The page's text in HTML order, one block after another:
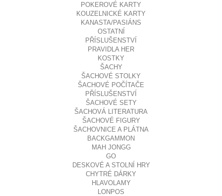
POKEROVÉ KARTY
KOUZELNICKÉ KARTY
KANASTA/PASIÁNS
OSTATNÍ
PŘÍSLUŠENSTVÍ
PRAVIDLA HER
KOSTKY
ŠACHY
ŠACHOVÉ STOLKY
ŠACHOVÉ POČÍTAČE
PŘÍSLUŠENSTVÍ
ŠACHOVÉ SETY
ŠACHOVÁ LITERATURA
ŠACHOVÉ FIGURY
ŠACHOVNICE A PLÁTNA
BACKGAMMON
MAH JONGG
GO
DESKOVÉ A STOLNÍ HRY
CHYTRÉ DÁRKY
HLAVOLAMY
LONPOS